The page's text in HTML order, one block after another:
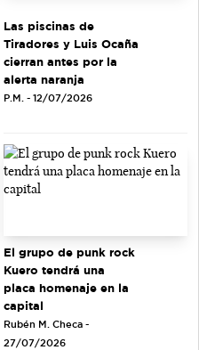
Las piscinas de
Tiradores y Luis Ocaña
cierran antes por la
alerta naranja
P.M. - 12/07/2026
El grupo de punk rock
Kuero tendrá una
placa homenaje en la
capital
Rubén M. Checa -
27/07/2026